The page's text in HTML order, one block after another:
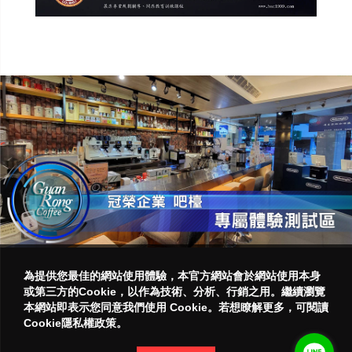
為提供您最佳的網站使用體驗，本官方網站會於網站使用本身
或第三方的Cookie，以作為技術、分析、行銷之用。繼續瀏覽
本網站即表示您同意我們使用 Cookie。若想瞭解更多，可閱讀
Cookie隱私權政策。